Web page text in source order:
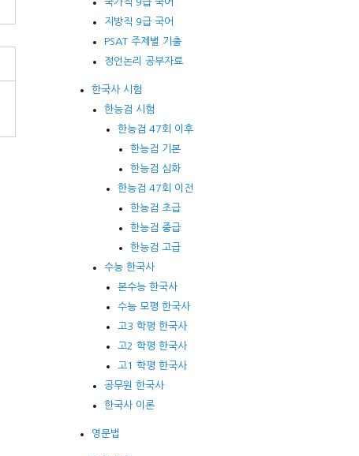
지방직 9급 국어
PSAT 주제별 기출
정언논리 공부자료
한국사 시험
한능검 시험
한능검 47회 이후
한능검 기본
한능검 심화
한능검 47회 이전
한능검 초급
한능검 중급
한능검 고급
수능 한국사
본수능 한국사
수능 모평 한국사
고3 학평 한국사
고2 학평 한국사
고1 학평 한국사
공무원 한국사
한국사 이론
영문법